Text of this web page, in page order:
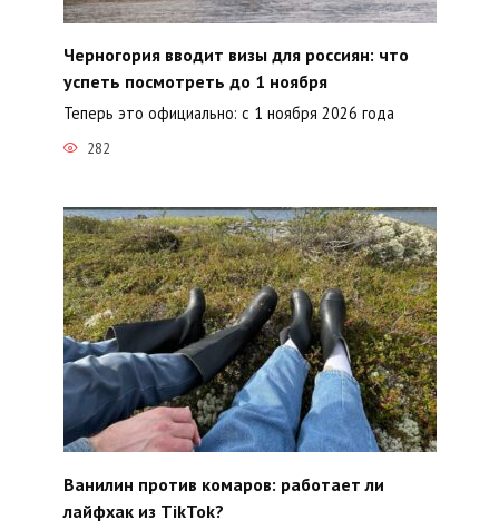
Черногория вводит визы для россиян: что
успеть посмотреть до 1 ноября
Теперь это официально: с 1 ноября 2026 года
282
Ванилин против комаров: работает ли
лайфхак из TikTok?